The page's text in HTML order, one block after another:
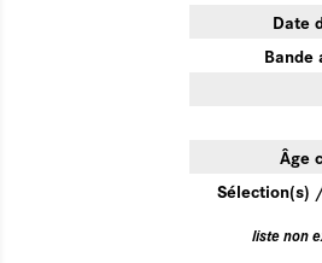
Date
Bande
Âge
Sélection(s)
liste non